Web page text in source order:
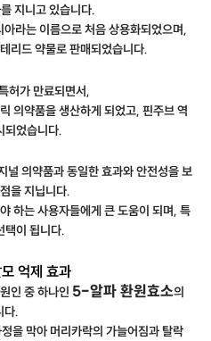
지니고 있습니다.
라는 이름으로 처음 상용화되었으며,
리드 약물로 판매되었습니다.
허가 만료되면서,
의약품을 생산하게 되었고, 핀주브 역
되었습니다.
널 의약품과 동일한 효과와 안전성을 보
을 지닙니다.
하는 사용자들에게 큰 도움이 되며, 특
택이 됩니다.
억제 효과
인 중 하나인 5-알파 환원효소의
다.
을 막아 머리카락의 가늘어짐과 탈락